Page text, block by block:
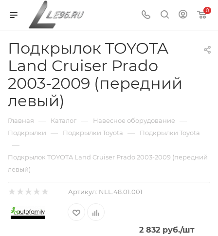
0
Подкрылок TOYOTA
Land Cruiser Prado
2003-2009 (передний
левый)
Главная — Каталог — Навесное оборудование —
Подкрылки — Подкрылки Toyota — Подкрылки Toyota
—
Подкрылок TOYOTA Land Cruiser Prado 2003-2009 (передний
левый)
Артикул: NLL.48.01.001
2 832 руб./шт